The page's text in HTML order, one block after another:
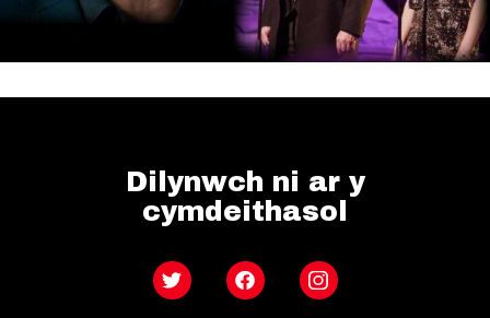
Dilynwch ni ar y
cymdeithasol
Twitter FacebookInstagram